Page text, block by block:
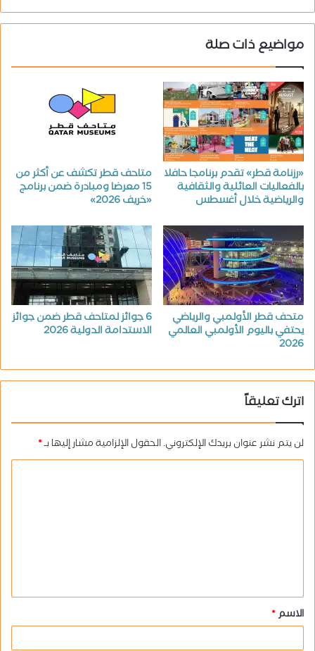
مواضيع ذات صلة
«رزنامة قطر» تقدم برنامجا حافلا
بالفعاليات العائلية والثقافية
والرياضية خلال أغسطس
متاحف قطر تكشف عن أكثر من
15 معرضا ومبادرة ضمن برنامج
«خريف 2026»
متحف قطر الأولمبي والرياضي
يحتفي باليوم الأولمبي العالمي
2026
6 جوائز لمتاحف قطر ضمن جوائز
الاستدامة الدولية 2026
اترك تعليقاً
لن يتم نشر عنوان بريدك الإلكتروني.الحقول الإلزامية مشار إليها بـ*
ق
*
الاسم*